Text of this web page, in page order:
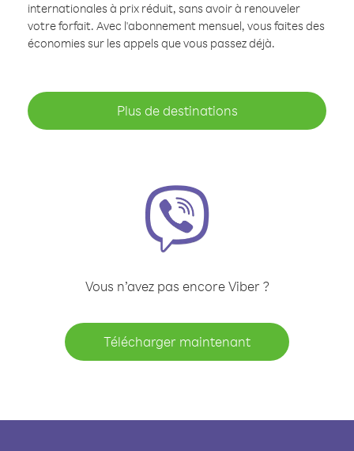
internationales à prix réduit, sans avoir à renouveler
votre forfait. Avec l'abonnement mensuel, vous faites des
économies sur les appels que vous passez déjà.
Plus de destinations
Vous n’avez pas encore Viber ?
Télécharger maintenant